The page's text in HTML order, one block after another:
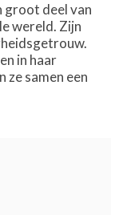
groot deel van
wereld. Zijn
in haar
ze samen een